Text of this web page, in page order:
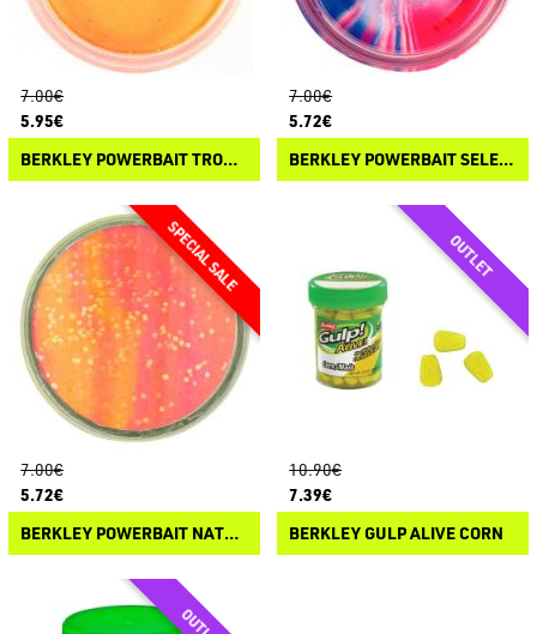
7.00€
5.95€
BERKLEY POWERBAIT TROUT BAIT
7.00€
5.72€
BERKLEY POWERBAIT SELECT GLITTER TROUT BAIT
7.00€
5.72€
BERKLEY POWERBAIT NATURAL SCENT TROUT BAIT
10.90€
7.39€
BERKLEY GULP ALIVE CORN